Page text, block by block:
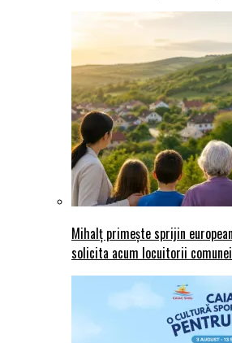
Mihalț primește sprijin
solicita acum locuitorii comunei